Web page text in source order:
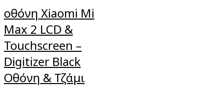
οθόνη Xiaomi Mi
Max 2 LCD &
Touchscreen –
Digitizer Black
Οθόνη & Τζάμι